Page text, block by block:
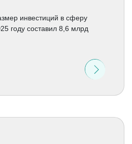
инвестиций в сферу
году составил 8,6 млрд